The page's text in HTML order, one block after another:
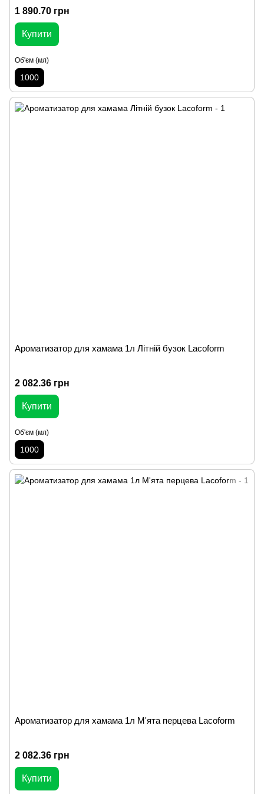
1 890.70 грн
Купити
Об'єм (мл)
1000
Ароматизатор для хамама 1л Літній бузок Lacoform
2 082.36 грн
Купити
Об'єм (мл)
1000
Ароматизатор для хамама 1л М'ята перцева Lacoform
2 082.36 грн
Купити